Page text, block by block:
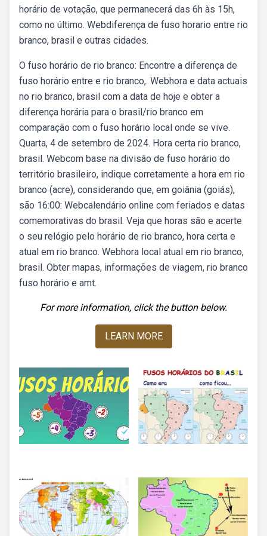
horário de votação, que permanecerá das 6h às 15h,
como no último. Webdiferença de fuso horario entre rio
branco, brasil e outras cidades.
O fuso horário de rio branco: Encontre a diferença de
fuso horário entre e rio branco,. Webhora e data actuais
no rio branco, brasil com a data de hoje e obter a
diferença horária para o brasil/rio branco em
comparação com o fuso horário local onde se vive.
Quarta, 4 de setembro de 2024. Hora certa rio branco,
brasil. Webcom base na divisão de fuso horário do
território brasileiro, indique corretamente a hora em rio
branco (acre), considerando que, em goiânia (goiás),
são 16:00: Webcalendário online com feriados e datas
comemorativas do brasil. Veja que horas são e acerte
o seu relógio pelo horário de rio branco, hora certa e
atual em rio branco. Webhora local atual em rio branco,
brasil. Obter mapas, informações de viagem, rio branco
fuso horário e amt.
For more information, click the button below.
LEARN MORE